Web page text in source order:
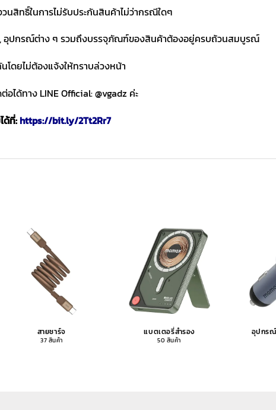
สิทธิ์ในการไม่รับประกันสินค้าไม่ว่ากรณีใดๆ
อุปกรณ์ต่าง ๆ รวมถึงบรรจุภัณฑ์ของสินค้าต้องอยู่ครบถ้วนสมบูรณ์
โดยไม่ต้องแจ้งให้ทราบล่วงหน้า
ด้ทาง LINE Official: @vgadz ค่ะ
ด้ที่:https://bit.ly/2Tt2Rr7
สายชาร์จ
37 สินค้า
แบตเตอรี่สำรอง
50 สินค้า
อุปกรณ์